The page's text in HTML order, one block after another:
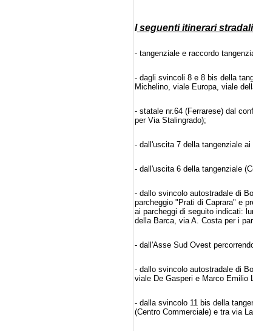
Iseguenti itinerari
- tangenziale e raccordo
- dagli svincoli 8 e 8 bis della
Michelino, viale Europa, viale
- statale nr.64 (Ferrarese) dal
per Via Stalingrado);
- dall'uscita 7 della tangenziale
- dall'uscita 6 della tangenziale
- dallo svincolo autostradale di
parcheggio "Prati di Caprara" e
ai parcheggi di seguito indicati:
della Barca, via A. Costa per i
- dall'Asse Sud Ovest
- dallo svincolo autostradale di
viale De Gasperi e Marco Emilio
- dalla svincolo 11 bis della
(Centro Commerciale) e tra via